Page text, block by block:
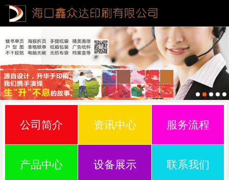
公司简介 资讯中心 服务流程
产品中心 设备展示 联系我们